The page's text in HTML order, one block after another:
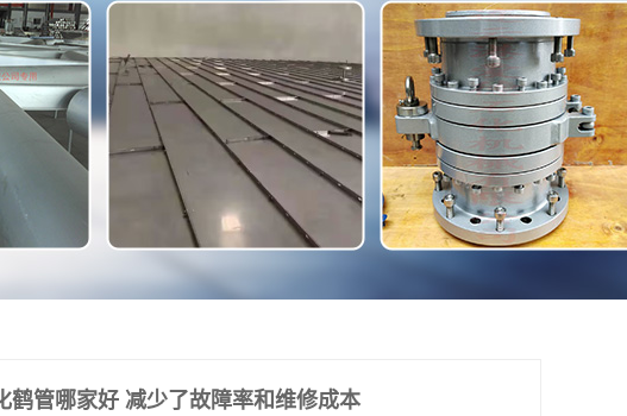
鹤管哪家好 减少了故障率和维修成本